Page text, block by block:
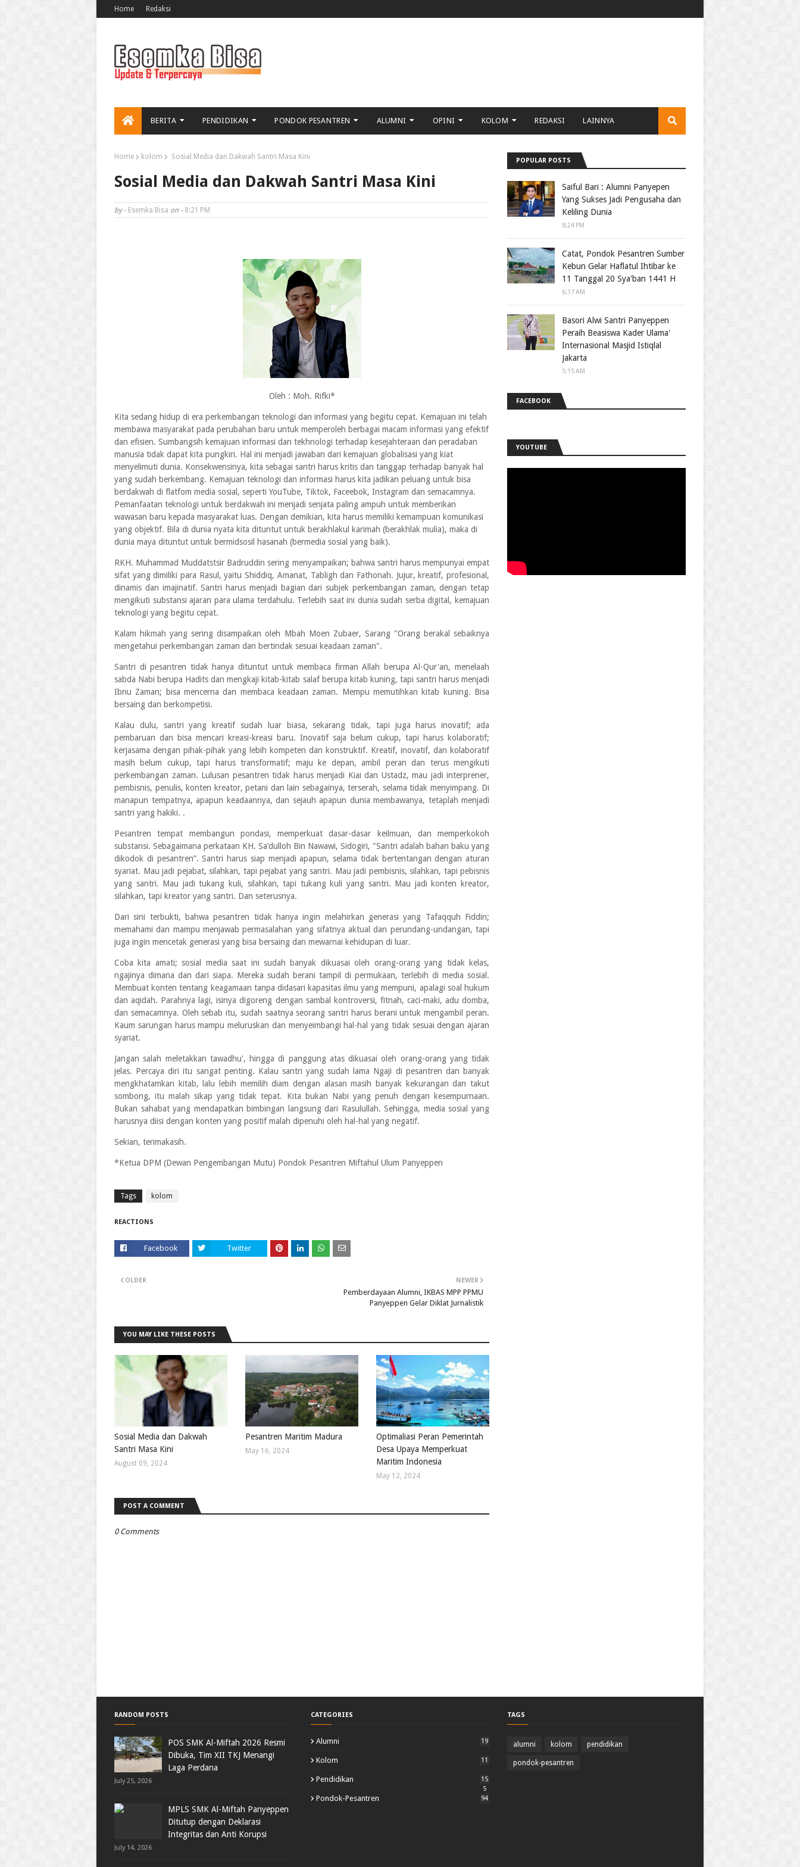
Home Redaksi
BERITA PENDIDIKAN PONDOK PESANTREN ALUMNI OPINI KOLOM REDAKSI LAINNYA
Home kolom Sosial Media dan Dakwah Santri Masa Kini
Sosial Media dan Dakwah Santri Masa Kini
by - Esemka Bisa on - 8:21 PM
Oleh : Moh. Rifki*
Kita sedang hidup di era perkembangan teknologi dan informasi yang begitu cepat. Kemajuan ini telah
membawa masyarakat pada perubahan baru untuk memperoleh berbagai macam informasi yang efektif
dan efisien. Sumbangsih kemajuan informasi dan tekhnologi terhadap kesejahteraan dan peradaban
manusia tidak dapat kita pungkiri. Hal ini menjadi jawaban dari kemajuan globalisasi yang kiat
menyelimuti dunia. Konsekwensinya, kita sebagai santri harus kritis dan tanggap terhadap banyak hal
yang sudah berkembang. Kemajuan teknologi dan informasi harus kita jadikan peluang untuk bisa
berdakwah di flatfom media sosial, seperti YouTube, Tiktok, Faceebok, Instagram dan semacamnya.
Pemanfaatan teknologi untuk berdakwah ini menjadi senjata paling ampuh untuk memberikan
wawasan baru kepada masyarakat luas. Dengan demikian, kita harus memiliki kemampuan komunikasi
yang objektif. Bila di dunia nyata kita dituntut untuk berakhlakul karimah (berakhlak mulia), maka di
dunia maya dituntut untuk bermidsosil hasanah (bermedia sosial yang baik).
RKH. Muhammad Muddatstsir Badruddin sering menyampaikan; bahwa santri harus mempunyai empat
sifat yang dimiliki para Rasul, yaitu Shiddiq, Amanat, Tabligh dan Fathonah. Jujur, kreatif, profesional,
dinamis dan imajinatif. Santri harus menjadi bagian dari subjek perkembangan zaman, dengan tetap
mengikuti substansi ajaran para ulama terdahulu. Terlebih saat ini dunia sudah serba digital, kemajuan
teknologi yang begitu cepat.
Kalam hikmah yang sering disampaikan oleh Mbah Moen Zubaer, Sarang "Orang berakal sebaiknya
mengetahui perkembangan zaman dan bertindak sesuai keadaan zaman".
Santri di pesantren tidak hanya dituntut untuk membaca firman Allah berupa Al-Qur'an, menelaah
sabda Nabi berupa Hadits dan mengkaji kitab-kitab salaf berupa kitab kuning, tapi santri harus menjadi
Ibnu Zaman; bisa mencerna dan membaca keadaan zaman. Mempu memutihkan kitab kuning. Bisa
bersaing dan berkompetisi.
Kalau dulu, santri yang kreatif sudah luar biasa, sekarang tidak, tapi juga harus inovatif; ada
pembaruan dan bisa mencari kreasi-kreasi baru. Inovatif saja belum cukup, tapi harus kolaboratif;
kerjasama dengan pihak-pihak yang lebih kompeten dan konstruktif. Kreatif, inovatif, dan kolaboratif
masih belum cukup, tapi harus transformatif; maju ke depan, ambil peran dan terus mengikuti
perkembangan zaman. Lulusan pesantren tidak harus menjadi Kiai dan Ustadz, mau jadi interprener,
pembisnis, penulis, konten kreator, petani dan lain sebagainya, terserah, selama tidak menyimpang. Di
manapun tempatnya, apapun keadaannya, dan sejauh apapun dunia membawanya, tetaplah menjadi
santri yang hakiki. .
Pesantren tempat membangun pondasi, memperkuat dasar-dasar keilmuan, dan memperkokoh
substansi. Sebagaimana perkataan KH. Sa’dulloh Bin Nawawi, Sidogiri, "Santri adalah bahan baku yang
dikodok di pesantren”. Santri harus siap menjadi apapun, selama tidak bertentangan dengan aturan
syariat. Mau jadi pejabat, silahkan, tapi pejabat yang santri. Mau jadi pembisnis, silahkan, tapi pebisnis
yang santri. Mau jadi tukang kuli, silahkan, tapi tukang kuli yang santri. Mau jadi konten kreator,
silahkan, tapi kreator yang santri. Dan seterusnya.
Dari sini terbukti, bahwa pesantren tidak hanya ingin melahirkan generasi yang Tafaqquh Fiddin;
memahami dan mampu menjawab permasalahan yang sifatnya aktual dan perundang-undangan, tapi
juga ingin mencetak generasi yang bisa bersaing dan mewarnai kehidupan di luar.
Coba kita amati; sosial media saat ini sudah banyak dikuasai oleh orang-orang yang tidak kelas,
ngajinya dimana dan dari siapa. Mereka sudah berani tampil di permukaan, terlebih di media sosial.
Membuat konten tentang keagamaan tanpa didasari kapasitas ilmu yang mempuni, apalagi soal hukum
dan aqidah. Parahnya lagi, isinya digoreng dengan sambal kontroversi, fitnah, caci-maki, adu domba,
dan semacamnya. Oleh sebab itu, sudah saatnya seorang santri harus berani untuk mengambil peran.
Kaum sarungan harus mampu meluruskan dan menyeimbangi hal-hal yang tidak sesuai dengan ajaran
syariat.
Jangan salah meletakkan tawadhu', hingga di panggung atas dikuasai oleh orang-orang yang tidak
jelas. Percaya diri itu sangat penting. Kalau santri yang sudah lama Ngaji di pesantren dan banyak
mengkhatamkan kitab, lalu lebih memilih diam dengan alasan masih banyak kekurangan dan takut
sombong, itu malah sikap yang tidak tepat. Kita bukan Nabi yang penuh dengan kesempurnaan.
Bukan sahabat yang mendapatkan bimbingan langsung dari Rasulullah. Sehingga, media sosial yang
harusnya diisi dengan konten yang positif malah dipenuhi oleh hal-hal yang negatif.
Sekian, terimakasih.
*Ketua DPM (Dewan Pengembangan Mutu) Pondok Pesantren Miftahul Ulum Panyeppen
Tags kolom
REACTIONS
Facebook Twitter
NEWER
Pemberdayaan Alumni, IKBAS MPP PPMU
Panyeppen Gelar Diklat Jurnalistik
OLDER
YOU MAY LIKE THESE POSTS
Sosial Media dan Dakwah
Santri Masa Kini
August 09, 2024
Pesantren Maritim Madura
May 16, 2024
Optimaliasi Peran Pemerintah
Desa Upaya Memperkuat
Maritim Indonesia
May 12, 2024
POST A COMMENT
0 Comments
POPULAR POSTS
Saiful Bari : Alumni Panyepen
Yang Sukses Jadi Pengusaha dan
Keliling Dunia
8:24 PM
Catat, Pondok Pesantren Sumber
Kebun Gelar Haflatul Ihtibar ke
11 Tanggal 20 Sya'ban 1441 H
6:17 AM
Basori Alwi Santri Panyeppen
Peraih Beasiswa Kader Ulama'
Internasional Masjid Istiqlal
Jakarta
5:15 AM
FACEBOOK
YOUTUBE
RANDOM POSTS
POS SMK Al-Miftah 2026 Resmi
Dibuka, Tim XII TKJ Menangi
Laga Perdana
July 25, 2026
MPLS SMK Al-Miftah Panyeppen
Ditutup dengan Deklarasi
Integritas dan Anti Korupsi
July 14, 2026
CATEGORIES
Alumni 19
Kolom 11
Pendidikan
15
5
Pondok-Pesantren 94
TAGS
alumni kolom pendidikan
pondok-pesantren